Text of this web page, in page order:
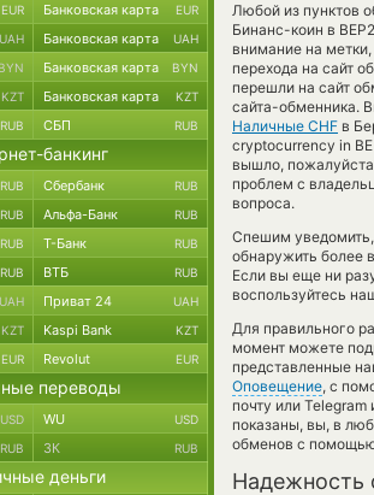
Любой из пунктов
Бинанс-коин в
внимание на
перехода на сайт
перешли на сайт
сайта-обменника.
Наличные CHF в
cryptocurrency in
вышло,
проблем с
вопроса.
Спешим
обнаружить более
Если вы еще ни
воспользуйтесь
Для правильного
момент можете
представленные
Оповещение, с
почту или
показаны, вы, в
обменов с
Надежность
EUR Банковская карта EUR
UAH Банковская карта UAH
BYN Банковская карта BYN
KZT Банковская карта KZT
RUB СБП RUB
банкинг
RUB Сбербанк RUB
RUB Альфа-Банк RUB
RUB Т-Банк RUB
RUB ВТБ RUB
UAH Приват 24 UAH
KZT Kaspi Bank KZT
EUR Revolut EUR
переводы
USD WU USD
RUB ЗК RUB
деньги